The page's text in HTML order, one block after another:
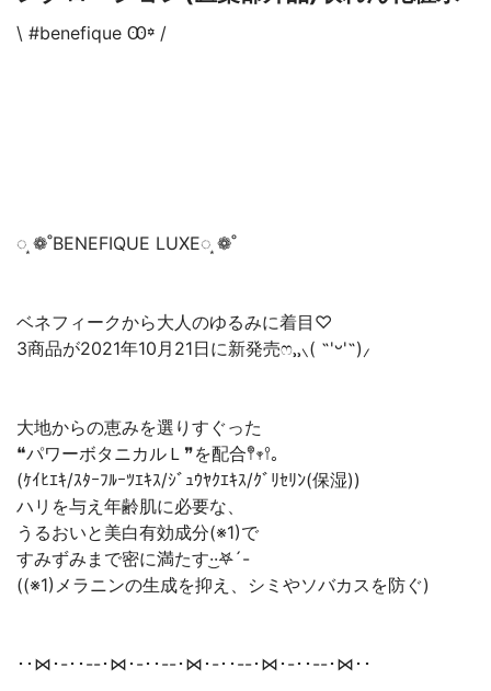
\ #benefique Ꙭ꙳ /
◌ ͙❁˚BENEFIQUE LUXE◌ ͙❁˚
ベネフィークから大人のゆるみに着目♡
3商品が2021年10月21日に新発売ෆ⸒⸒⸜( ˶'ᵕ'˶)⸝‪
大地からの恵みを選りすぐった
❝パワーボタニカルＬ❞を配合𖤣𖥧𖥣｡
(ｹｲﾋｴｷ/ｽﾀｰﾌﾙｰﾂｴｷｽ/ｼﾞｭｳﾔｸｴｷｽ/ｸﾞﾘｾﾘﾝ(保湿))
ハリを与え年齢肌に必要な、
うるおいと美白有効成分(※1)で
すみずみまで密に満たす·͜·𖤐´-
((※1)メラニンの生成を抑え、シミやソバカスを防ぐ)
･･⋈･-･･--･⋈･-･･--･⋈･-･･--･⋈･-･･--･⋈･･